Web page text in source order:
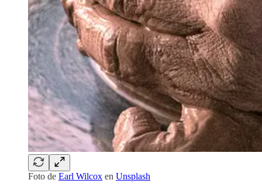
Foto de Earl Wilcox en Unsplash